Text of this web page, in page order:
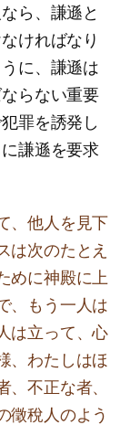
ら、謙遜と
ければなり
に、謙遜は
らない重要
罪を誘発し
謙遜を要求
、他人を見下
は次のたとえ
めに神殿に上
、もう一人は
は立って、心
、わたしはほ
不正な者、
徵稅人のよう